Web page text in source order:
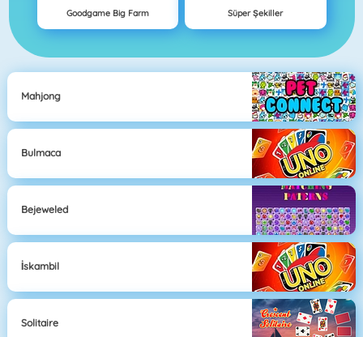
Goodgame Big Farm Süper Şekiller
Mahjong
Bulmaca
Bejeweled
İskambil
Solitaire